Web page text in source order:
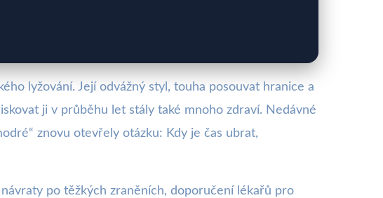
lyžování. Její odvážný styl, touha posouvat hranice a
ji v průběhu let stály také mnoho zdraví. Nedávné
znovu otevřely otázku: Kdy je čas ubrat,
návraty po těžkých zraněních, doporučení lékařů pro